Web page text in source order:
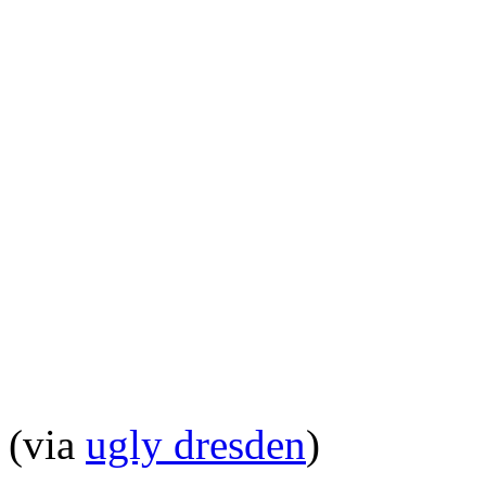
(via ugly dresden)